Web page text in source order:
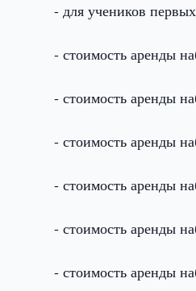
- для учеников
- стоимость аренды
- стоимость аренды
- стоимость аренды
- стоимость аренды
- стоимость аренды
- стоимость аренды